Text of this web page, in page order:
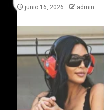
junio 16, 2026 admin